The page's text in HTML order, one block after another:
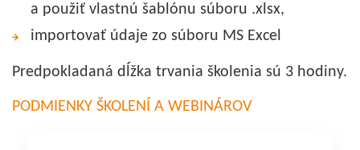
a použiť vlastnú šablónu súboru .xlsx,
importovať údaje zo súboru MS Excel
Predpokladaná dĺžka trvania školenia sú 3 hodiny.
PODMIENKY ŠKOLENÍ A WEBINÁROV